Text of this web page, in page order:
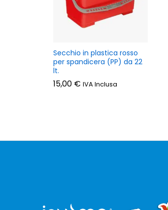
Secchio in plastica rosso
per spandicera (PP) da 22
lt.
15,00 € IVA Inclusa